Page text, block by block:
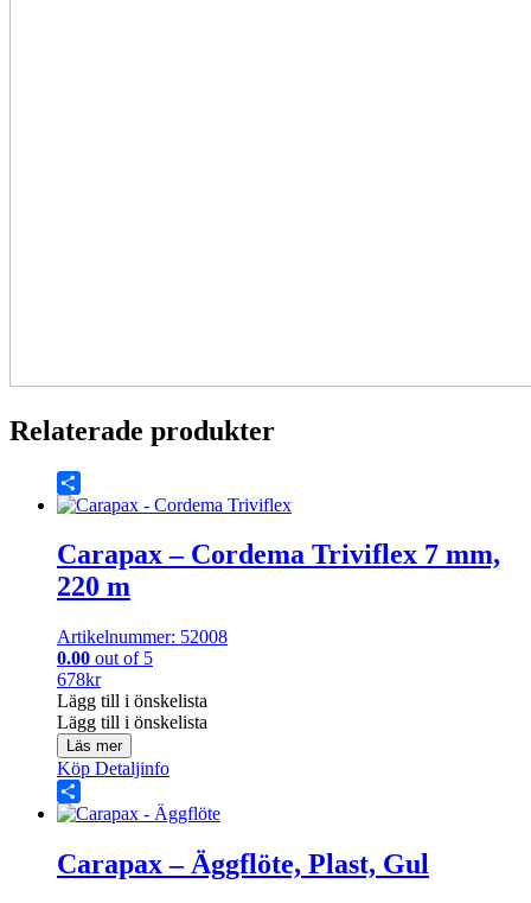
Relaterade produkter
Share
Carapax – Cordema Triviflex 7 mm,
220 m
Artikelnummer: 52008
0.00 out of 5
678kr
Lägg till i önskelista
Lägg till i önskelista
Läs mer
Köp Detaljinfo
Share
Carapax – Äggflöte, Plast, Gul